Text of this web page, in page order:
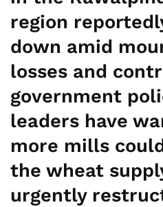
region
down amid
losses and
government
leaders have
more mills
the wheat
urgently